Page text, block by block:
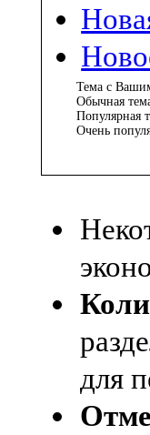
Тема с
Обычная
Популярная
Очень
для